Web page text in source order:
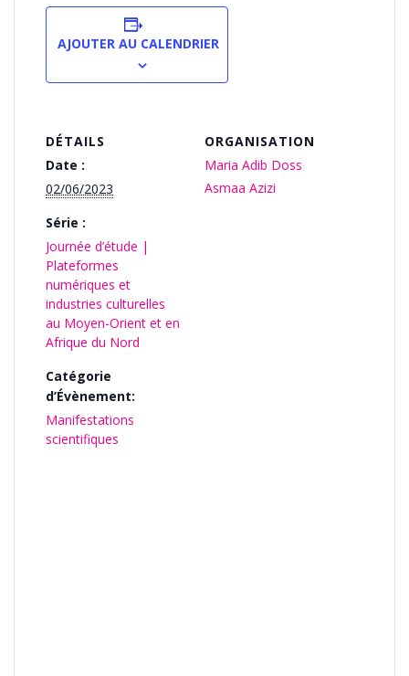
AJOUTER AU CALENDRIER
DÉTAILS
Date :
02/06/2023
Série :
Journée d’étude |
Plateformes
numériques et
industries culturelles
au Moyen-Orient et en
Afrique du Nord
Catégorie
d’Évènement:
Manifestations
scientifiques
ORGANISATION
Maria Adib Doss
Asmaa Azizi